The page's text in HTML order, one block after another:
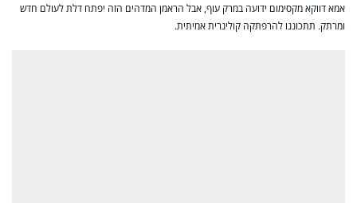
אמא דווקא מקסימום ידועה במרק עוף, אבל הראמן המדהים הזה יפתח דלת לעולם חדש
ומרתק. תתכוננו להרפתקה קולינרית אמיתית.